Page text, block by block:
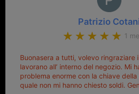
Patrizio
1
Buonasera a tutti, volevo ringraziare
lavorano all’ interno del negozio. Mi
problema enorme con la chiave
quale non mi hanno chiesto soldi.